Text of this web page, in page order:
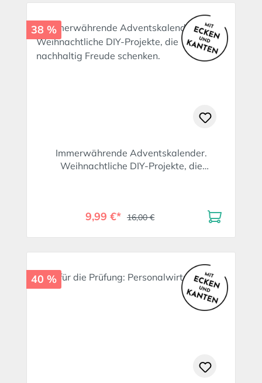
38 %
Immerwährende Adventskalender.
Weihnachtliche DIY-Projekte, die
9,99 €* 16,00 €
40 %